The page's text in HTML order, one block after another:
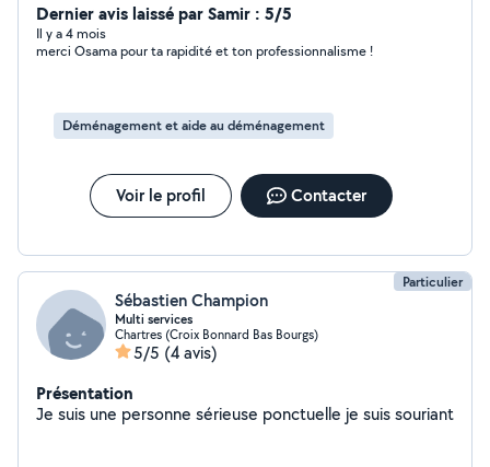
Dernier avis laissé par Samir : 5/5
Il y a 4 mois
merci Osama pour ta rapidité et ton professionnalisme !
Déménagement et aide au déménagement
Voir le profil Contacter
Particulier
Sébastien Champion
Multi services
Chartres (Croix Bonnard Bas Bourgs)
5/5 (4 avis)
Présentation
Je suis une personne sérieuse ponctuelle je suis souriant